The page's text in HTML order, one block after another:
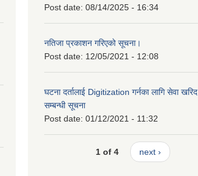
Post date: 08/14/2025 - 16:34
नतिजा प्रकाशन गरिएको सूचना।
Post date: 12/05/2021 - 12:08
घटना दर्तालाई Digitization गर्नका लागि सेवा खरिद
सम्बन्धी सूचना
Post date: 01/12/2021 - 11:32
1 of 4 next ›